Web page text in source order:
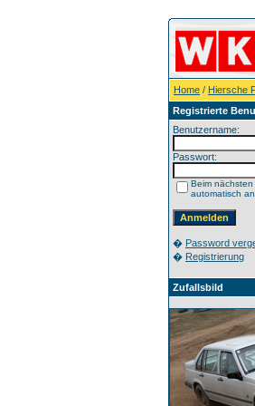
Home / Hiersche
Registrierte
Benutzername:
Passwort:
Beim
automatisch
� Password
� Registrierung
Zufallsbild